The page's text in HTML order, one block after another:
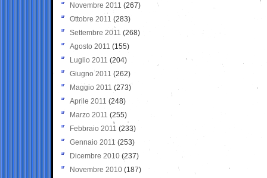
Novembre 2011 (267)
Ottobre 2011 (283)
Settembre 2011 (268)
Agosto 2011 (155)
Luglio 2011 (204)
Giugno 2011 (262)
Maggio 2011 (273)
Aprile 2011 (248)
Marzo 2011 (255)
Febbraio 2011 (233)
Gennaio 2011 (253)
Dicembre 2010 (237)
Novembre 2010 (187)